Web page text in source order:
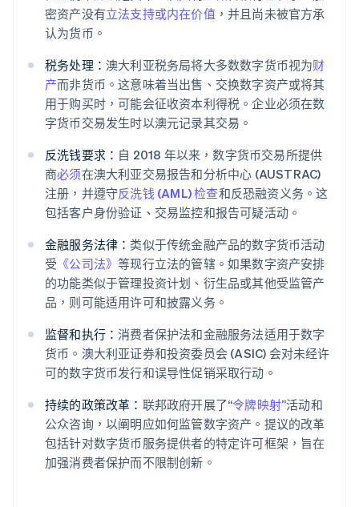
密资产没有立法支持或内在价值 ，并且尚未被官方承
认为货币。
税务处理： 澳大利亚税务局将大多数数字货币视为财
产而非货币。这意味着当出售、交换数字资产或将其
用于购买时，可能会征收资本利得税。企业必须在数
字货币交易发生时以澳元记录其交易。
反洗钱要求： 自 2018 年以来，数字货币交易所提供
商必须在澳大利亚交易报告和分析中心 (AUSTRAC)
注册，并遵守反洗钱 (AML) 检查和反恐融资义务。这
包括客户身份验证、交易监控和报告可疑活动。
金融服务法律： 类似于传统金融产品的数字货币活动
受 《公司法》等现行立法的管辖。如果数字资产安排
的功能类似于管理投资计划、衍生品或其他受监管产
品，则可能适用许可和披露义务。
监督和执行：消费者保护法和金融服务法适用于数字
货币。澳大利亚证券和投资委员会 (ASIC) 会对未经许
可的数字货币发行和误导性促销采取行动。
持续的政策改革： 联邦政府开展了“令牌映射”活动和
公众咨询，以阐明应如何监管数字资产。提议的改革
包括针对数字货币服务提供者的特定许可框架，旨在
加强消费者保护而不限制创新。